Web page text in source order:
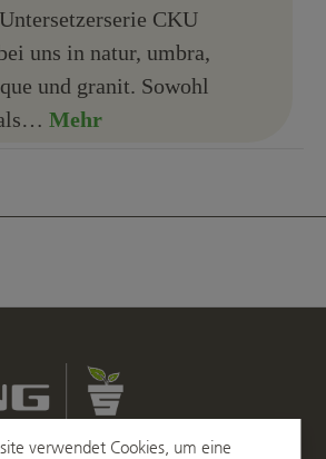
CKU
uns in natur, umbra,
und granit. Sowohl
Mehr
verwendet Cookies, um eine